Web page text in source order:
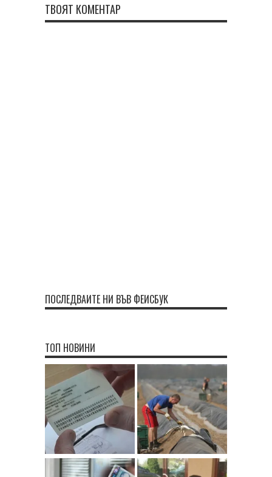
ТВОЯТ КОМЕНТАР
ПОСЛЕДВАЙТЕ НИ ВЪВ ФЕЙСБУК
ТОП НОВИНИ